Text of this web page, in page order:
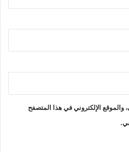
والموقع الإلكتروني في هذا المتصفح